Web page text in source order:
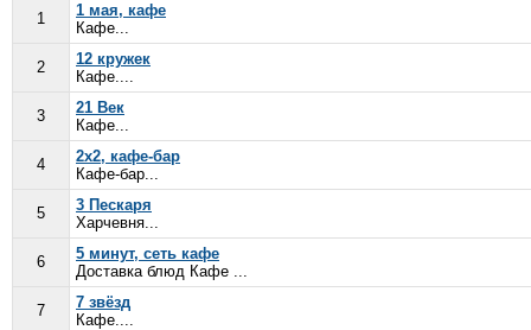
1
1 мая, кафе
Кафе...
2
12 кружек
Кафе....
3
21 Век
Кафе...
4
2x2, кафе-бар
Кафе-бар...
5
3 Пескаря
Харчевня...
6
5 минут, сеть кафе
Доставка блюд Кафе ...
7
7 звёзд
Кафе....